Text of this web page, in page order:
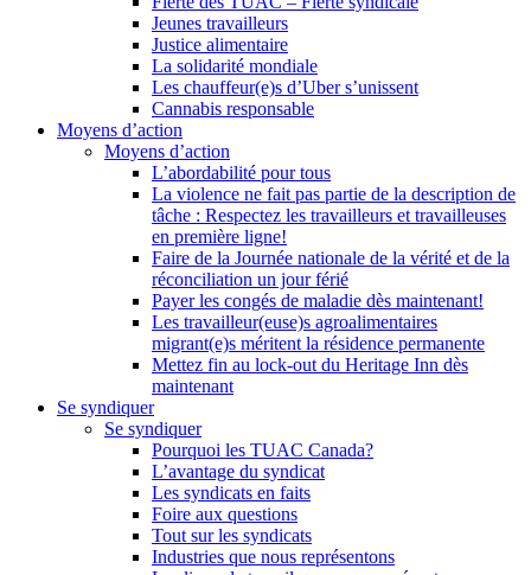
Jeunes travailleurs
Justice alimentaire
La solidarité mondiale
Les chauffeur(e)s d’Uber s’unissent
Cannabis responsable
Moyens d’action
Moyens d’action
L’abordabilité pour tous
La violence ne fait pas partie de la description de
tâche : Respectez les travailleurs et travailleuses
en première ligne!
Faire de la Journée nationale de la vérité et de la
réconciliation un jour férié
Payer les congés de maladie dès maintenant!
Les travailleur(euse)s agroalimentaires
migrant(e)s méritent la résidence permanente
Mettez fin au lock-out du Heritage Inn dès
maintenant
Se syndiquer
Se syndiquer
Pourquoi les TUAC Canada?
L’avantage du syndicat
Les syndicats en faits
Foire aux questions
Tout sur les syndicats
Industries que nous représentons